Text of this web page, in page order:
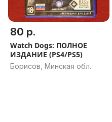
80 р.
Watch Dogs: ПОЛНОЕ
ИЗДАНИЕ (PS4/PS5)
Борисов, Минская обл.